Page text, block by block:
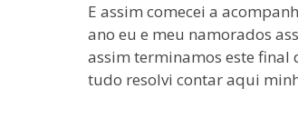
E assim comecei a
ano eu e meu namorados
assim terminamos este final
tudo resolvi contar aqui